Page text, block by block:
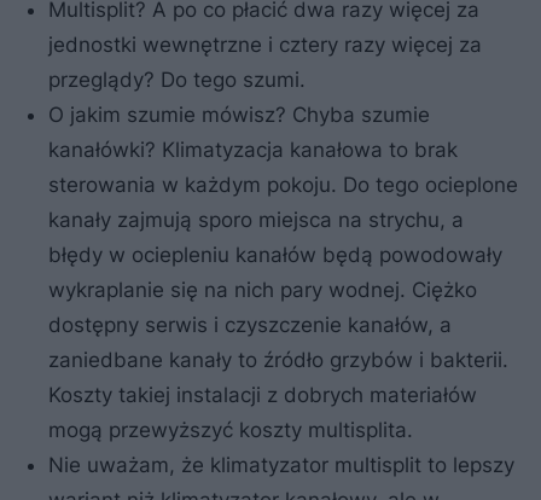
Multisplit? A po co płacić dwa razy więcej za
jednostki wewnętrzne i cztery razy więcej za
przeglądy? Do tego szumi.
O jakim szumie mówisz? Chyba szumie
kanałówki? Klimatyzacja kanałowa to brak
sterowania w każdym pokoju. Do tego ocieplone
kanały zajmują sporo miejsca na strychu, a
błędy w ociepleniu kanałów będą powodowały
wykraplanie się na nich pary wodnej. Ciężko
dostępny serwis i czyszczenie kanałów, a
zaniedbane kanały to źródło grzybów i bakterii.
Koszty takiej instalacji z dobrych materiałów
mogą przewyższyć koszty multisplita.
Nie uważam, że klimatyzator multisplit to lepszy